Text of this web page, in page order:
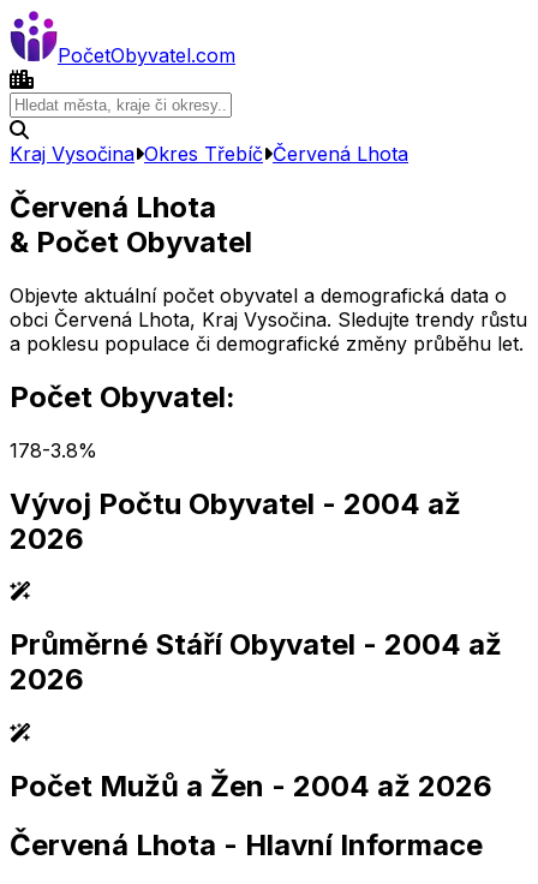
PočetObyvatel.com
Kraj Vysočina Okres Třebíč Červená Lhota
Červená Lhota
& Počet Obyvatel
Objevte aktuální počet obyvatel a demografická data o
obci Červená Lhota, Kraj Vysočina. Sledujte trendy růstu
a poklesu populace či demografické změny průběhu let.
Počet Obyvatel:
178-3.8%
Vývoj Počtu Obyvatel - 2004 až
2026
2,005 2,010 2,015 2,020 2,025
2,005 2,010 2,015 2,020 2,025
Průměrné Stáří Obyvatel - 2004 až
2026
2,005 2,010 2,015 2,020 2,025
2,005 2,010 2,015 2,020 2,025
Počet Mužů a Žen - 2004 až 2026
Červená Lhota - Hlavní Informace